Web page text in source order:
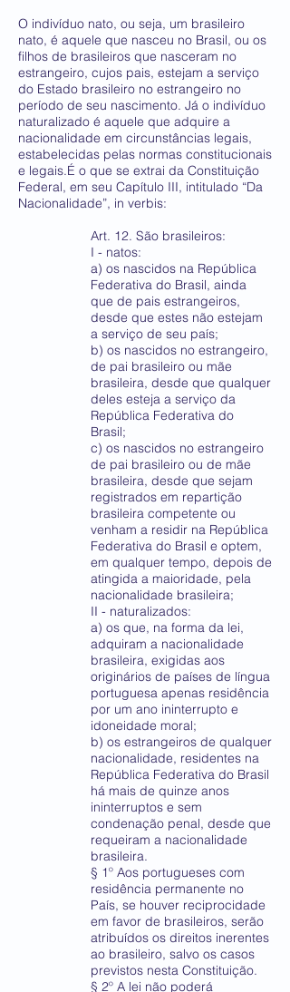
O indivíduo nato, ou seja, um brasileiro
nato, é aquele que nasceu no Brasil, ou os
filhos de brasileiros que nasceram no
estrangeiro, cujos pais, estejam a serviço
do Estado brasileiro no estrangeiro no
período de seu nascimento. Já o indivíduo
naturalizado é aquele que adquire a
nacionalidade em circunstâncias legais,
estabelecidas pelas normas constitucionais
e legais.É o que se extrai da Constituição
Federal, em seu Capítulo III, intitulado “Da
Nacionalidade”, in verbis:
Art. 12. São brasileiros:
I - natos:
a) os nascidos na República
Federativa do Brasil, ainda
que de pais estrangeiros,
desde que estes não estejam
a serviço de seu país;
b) os nascidos no estrangeiro,
de pai brasileiro ou mãe
brasileira, desde que qualquer
deles esteja a serviço da
República Federativa do
Brasil;
c) os nascidos no estrangeiro
de pai brasileiro ou de mãe
brasileira, desde que sejam
registrados em repartição
brasileira competente ou
venham a residir na República
Federativa do Brasil e optem,
em qualquer tempo, depois de
atingida a maioridade, pela
nacionalidade brasileira;
II - naturalizados:
a) os que, na forma da lei,
adquiram a nacionalidade
brasileira, exigidas aos
originários de países de língua
portuguesa apenas residência
por um ano ininterrupto e
idoneidade moral;
b) os estrangeiros de qualquer
nacionalidade, residentes na
República Federativa do Brasil
há mais de quinze anos
ininterruptos e sem
condenação penal, desde que
requeiram a nacionalidade
brasileira.
§ 1º Aos portugueses com
residência permanente no
País, se houver reciprocidade
em favor de brasileiros, serão
atribuídos os direitos inerentes
ao brasileiro, salvo os casos
previstos nesta Constituição.
§ 2º A lei não poderá